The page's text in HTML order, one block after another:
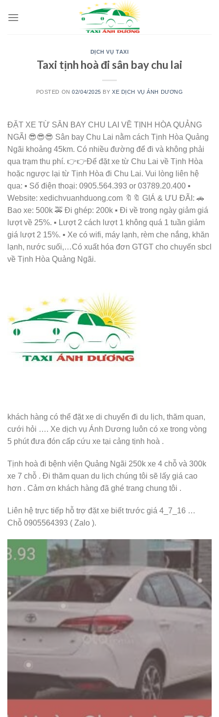
DỊCH VỤ TAXI
Taxi tịnh hoà đi sân bay chu lai
POSTED ON02/04/2025 BYXE DỊCH VỤ ÁNH DƯƠNG
ĐẶT XE TỪ SÂN BAY CHU LAI VỀ TỊNH HÒA QUẢNG
NGÃI 😎😎😎 Sân bay Chu Lai nằm cách Tịnh Hòa Quảng
Ngãi khoảng 45km. Có nhiều đường để đi và không phải
qua trạm thu phí. 👉👉Để đặt xe từ Chu Lai về Tịnh Hòa
hoặc ngược lại từ Tịnh Hòa đi Chu Lai. Vui lòng liên hệ
qua: ▪️ Số điện thoại: 0905.564.393 or 03789.20.400 ▪️
Website: xedichvuanhduong.com 🔖🔖 GIÁ & ƯU ĐÃI: 🚗
Bao xe: 500k 🚕 Đi ghép: 200k ▪️ Đi về trong ngày giảm giá
lượt về 25%. ▪️ Lượt 2 cách lượt 1 không quá 1 tuần giảm
giá lượt 2 15%. ▪️ Xe có wifi, máy lạnh, rèm che nắng, khăn
lạnh, nước suối,…Có xuất hóa đơn GTGT cho chuyến sbcl
về Tịnh Hòa Quảng Ngãi.
khách hàng có thể đặt xe di chuyển đi du lịch, thăm quan,
cưới hỏi …. Xe dịch vụ Ánh Dương luôn có xe trong vòng
5 phút đưa đón cấp cứu xe tại cảng tịnh hoà .
Tịnh hoà đi bệnh viện Quảng Ngãi 250k xe 4 chỗ và 300k
xe 7 chỗ . Đi thăm quan du lịch chúng tôi sẽ lấy giá cao
hơn . Cảm ơn khách hàng đã ghé trang chung tôi .
Liên hệ trực tiếp hỗ trợ đặt xe biết trước giá 4_7_16 …
Chỗ 0905564393 ( Zalo ).